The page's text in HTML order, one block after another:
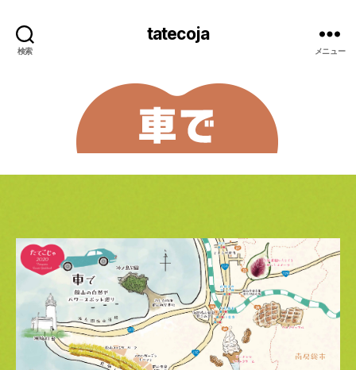
検索
tatecoja
メニュー